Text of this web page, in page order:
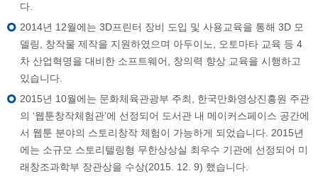
다.
2014년 12월에는 3D프린터 장비 도입 및 사용교육을 통해 3D 모
델링, 창작물 제작을 지원하였으며 아두이노, 오토마타 교육 등 4
차 산업혁명을 대비한 소프트웨어, 창의력 향상 교육을 시행하고
있습니다.
2015년 10월에는 문화체육관광부 주최, 한국만화영상진흥원 주관
의 ‘웹툰창작체험관’에 선정되어 도서관 내 메이커스페이스 공간에
서 웹툰 분야의 스토리창작 체험이 가능하게 되었습니다. 2015년
에는 소규모 스토리텔링형 무한상상실 최우수 기관에 선정되어 미
래창조과학부 장관상을 수상(2015. 12. 9) 했습니다.